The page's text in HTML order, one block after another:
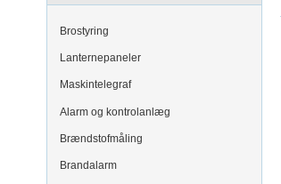
Brostyring
Lanternepaneler
Maskintelegraf
Alarm og kontrolanlæg
Brændstofmåling
Brandalarm